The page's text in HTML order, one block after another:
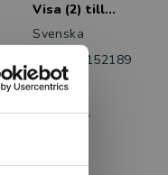
Visa (2) till...
Svenska
9789144152189
2021
44204-01
232